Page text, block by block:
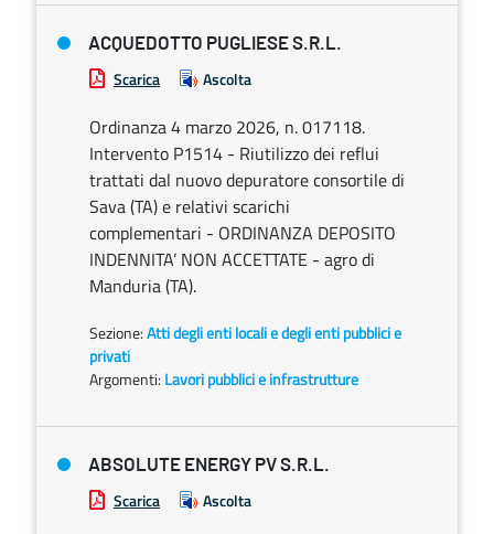
ACQUEDOTTO PUGLIESE S.R.L.
Scarica Ascolta
Ordinanza 4 marzo 2026, n. 017118.
Intervento P1514 - Riutilizzo dei reflui
trattati dal nuovo depuratore consortile di
Sava (TA) e relativi scarichi
complementari - ORDINANZA DEPOSITO
INDENNITA’ NON ACCETTATE - agro di
Manduria (TA).
Sezione:Atti degli enti locali e degli enti pubblici e
privati
Argomenti: Lavori pubblici e infrastrutture
ABSOLUTE ENERGY PV S.R.L.
Scarica Ascolta